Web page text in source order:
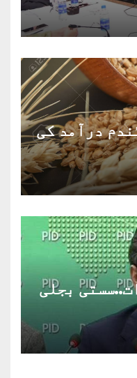
ٹن گندم درآمد کی
بجلی